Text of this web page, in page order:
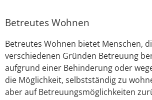
Betreutes Wohnen
Betreutes Wohnen bietet Menschen,
verschiedenen Gründen Betreuung
aufgrund einer Behinderung oder
die Möglichkeit, selbstständig zu
aber auf Betreuungsmöglichkeiten